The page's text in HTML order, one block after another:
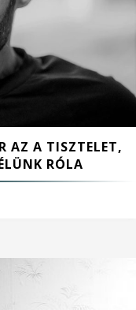
AZ A TISZTELET,
RÓLA